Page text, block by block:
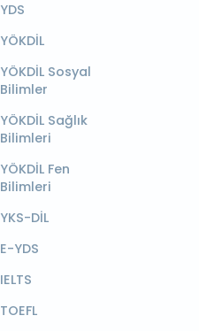
YDS
YÖKDİL
YÖKDİL Sosyal
Bilimler
YÖKDİL Sağlık
Bilimleri
YÖKDİL Fen
Bilimleri
YKS-DİL
E-YDS
IELTS
TOEFL